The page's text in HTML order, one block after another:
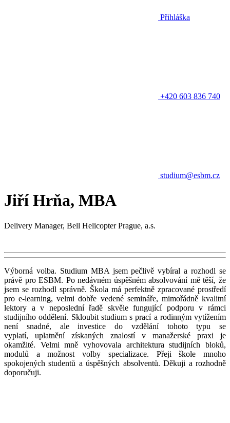
Přihláška
+420 603 836 740
studium@esbm.cz
Jiří Hrňa, MBA
Delivery Manager, Bell Helicopter Prague, a.s.
Výborná volba. Studium MBA jsem pečlivě vybíral a rozhodl se
právě pro ESBM. Po nedávném úspěšném absolvování mě těší, že
jsem se rozhodl správně. Škola má perfektně zpracované prostředí
pro e-learning, velmi dobře vedené semináře, mimořádně kvalitní
lektory a v neposlední řadě skvěle fungující podporu v rámci
studijního oddělení. Skloubit studium s prací a rodinným vytížením
není snadné, ale investice do vzdělání tohoto typu se
vyplatí, uplatnění získaných znalostí v manažerské praxi je
okamžité. Velmi mně vyhovovala architektura studijních bloků,
modulů a možnost volby specializace. Přeji škole mnoho
spokojených studentů a úspěšných absolventů. Děkuji a rozhodně
doporučuji.